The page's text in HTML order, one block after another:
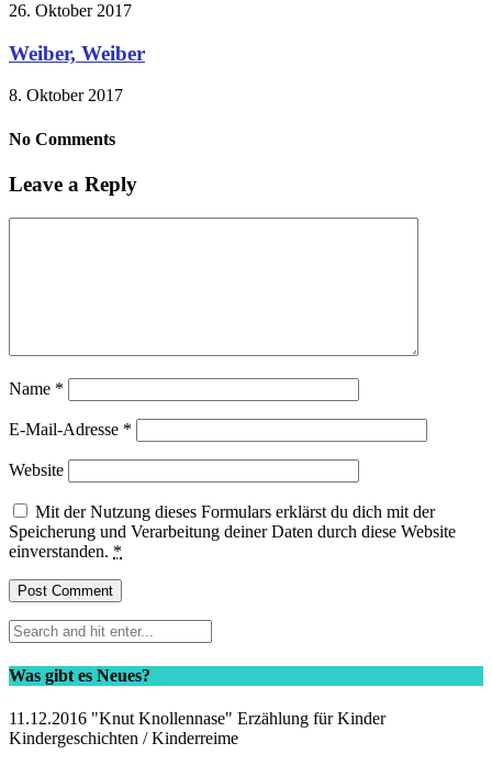
26. Oktober 2017
Weiber, Weiber
8. Oktober 2017
No Comments
Leave a Reply
Name *
E-Mail-Adresse *
Website
Mit der Nutzung dieses Formulars erklärst du dich mit der
Speicherung und Verarbeitung deiner Daten durch diese Website
einverstanden. *
Was gibt es Neues?
11.12.2016 "Knut Knollennase" Erzählung für Kinder
Kindergeschichten / Kinderreime